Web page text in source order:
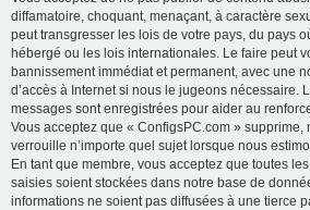
diffamatoire, choquant, menaçant, à caractère
peut transgresser les lois de votre pays, du pays
hébergé ou les lois internationales. Le faire peut
bannissement immédiat et permanent, avec une
d’accès à Internet si nous le jugeons nécessaire.
messages sont enregistrées pour aider au
Vous acceptez que « ConfigsPC.com » supprime,
verrouille n’importe quel sujet lorsque nous
En tant que membre, vous acceptez que toutes
saisies soient stockées dans notre base de
informations ne soient pas diffusées à une tierce